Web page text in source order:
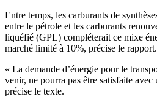
Entre temps, les carburants de
entre le pétrole et les carburants
liquéfié (GPL) compléterait ce mixe
marché limité à 10%, précise le rapport.
« La demande d’énergie pour le
venir, ne pourra pas être satisfaite
précise le texte.